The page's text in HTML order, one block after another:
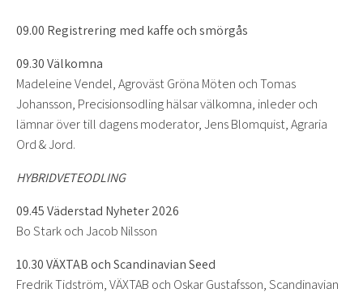
09.00 Registrering med kaffe och smörgås
09.30 Välkomna
Madeleine Vendel, Agroväst Gröna Möten och Tomas
Johansson, Precisionsodling hälsar välkomna, inleder och
lämnar över till dagens moderator, Jens Blomquist, Agraria
Ord & Jord.
HYBRIDVETEODLING
09.45 Väderstad Nyheter 2026
Bo Stark och Jacob Nilsson
10.30 VÄXTAB och Scandinavian Seed
Fredrik Tidström, VÄXTAB och Oskar Gustafsson, Scandinavian